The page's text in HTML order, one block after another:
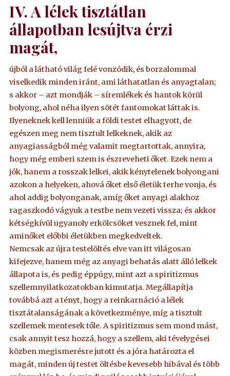
IV. A lélek tisztátlan
állapotban lesújtva érzi
magát,
újból a látható világ felé vonzódik, és borzalommal
viselkedik minden iránt, ami láthatatlan és anyagtalan;
s akkor – azt mondják – síremlékek és hantok körül
bolyong, ahol néha ilyen sötét fantomokat láttak is.
Ilyeneknek kell lenniük a földi testet elhagyott, de
egészen meg nem tisztult lelkeknek, akik az
anyagiasságból még valamit megtartottak, annyira,
hogy még emberi szem is észreveheti őket. Ezek nem a
jók, hanem a rosszak lelkei, akik kénytelenek bolyongani
azokon a helyeken, ahová őket első életük terhe vonja, és
ahol addig bolyonganak, amíg őket anyagi alakhoz
ragaszkodó vágyuk a testbe nem vezeti vissza; és akkor
kétségkívül ugyanoly erkölcsöket vesznek fel, mint
aminőket előbbi életükben megkedveltek.
Nemcsak az újra testelöltés elve van itt világosan
kifejezve, hanem még az anyagi behatás alatt álló lelkek
állapota is, és pedig éppúgy, mint azt a spiritizmus
szellemnyilatkozatokban kimutatja. Megállapítja
továbbá azt a tényt, hogy a reinkarnáció a lélek
tisztátalanságának a következménye, míg a tisztult
szellemek mentesek tőle. A spiritizmus sem mond mást,
csak annyit tesz hozzá, hogy a szellem, aki tévelygései
közben megismerésre jutott és a jóra határozta el
magát, minden új testet öltésbe kevesebb hibával és több